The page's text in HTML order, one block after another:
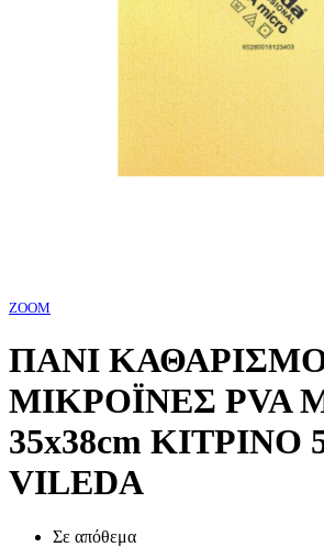
ZOOM
ΠΑΝΙ
ΜΙΚΡΟΪΝΕΣ PVA
35x38cm ΚΙΤΡΙΝΟ
VILEDA
Σε απόθεμα